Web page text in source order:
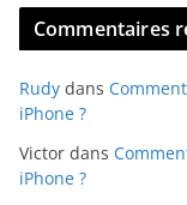
Commentaires
Rudy dans
iPhone ?
Victor dans
iPhone ?